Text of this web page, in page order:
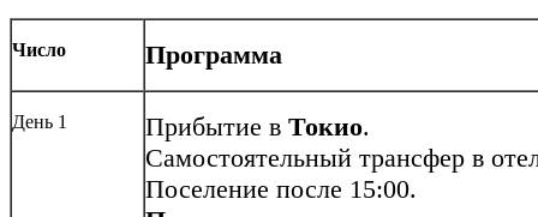
Число Программа
День 1 Прибытие в Токио.
Самостоятельный трансфер в
Поселение после 15:00.